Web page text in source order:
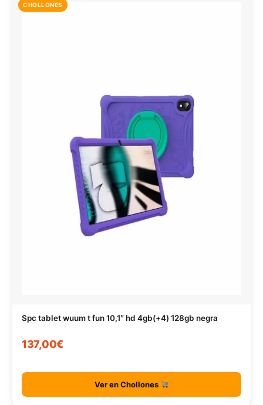
CHOLLONES
Spc tablet wuum t fun 10,1″ hd 4gb(+4) 128gb negra
137,00€
Ver en Chollones